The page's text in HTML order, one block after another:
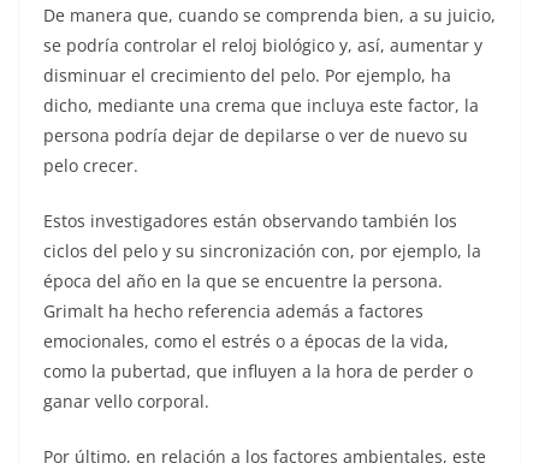
De manera que, cuando se comprenda bien, a su juicio,
se podría controlar el reloj biológico y, así, aumentar y
disminuar el crecimiento del pelo. Por ejemplo, ha
dicho, mediante una crema que incluya este factor, la
persona podría dejar de depilarse o ver de nuevo su
pelo crecer.
Estos investigadores están observando también los
ciclos del pelo y su sincronización con, por ejemplo, la
época del año en la que se encuentre la persona.
Grimalt ha hecho referencia además a factores
emocionales, como el estrés o a épocas de la vida,
como la pubertad, que influyen a la hora de perder o
ganar vello corporal.
Por último, en relación a los factores ambientales, este